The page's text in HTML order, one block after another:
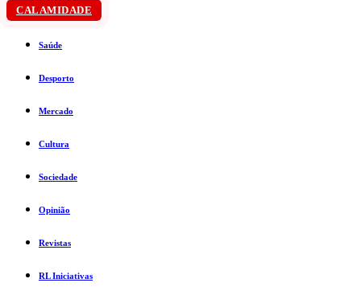
CALAMIDADE
Saúde
Desporto
Mercado
Cultura
Sociedade
Opinião
Revistas
RL Iniciativas